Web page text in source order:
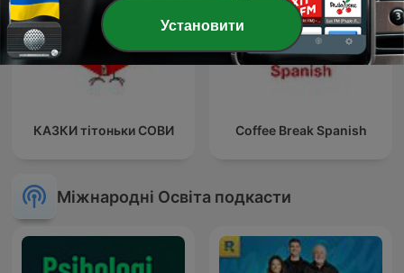
КАЗКИ тітоньки СОВИ Coffee Break Spanish
Міжнародні Освіта подкасти
Установити